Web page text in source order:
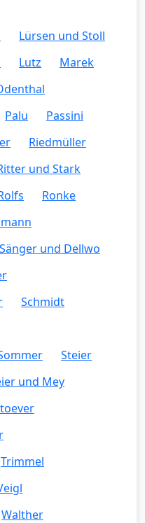
Lürsen und Stoll
Lutz
Marek
Palu
Passini
Riedmüller
und Stark
Ronke
Sänger und Dellwo
Schmidt
Steier
und Mey
Trimmel
Walther